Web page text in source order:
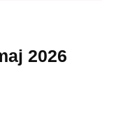
2026